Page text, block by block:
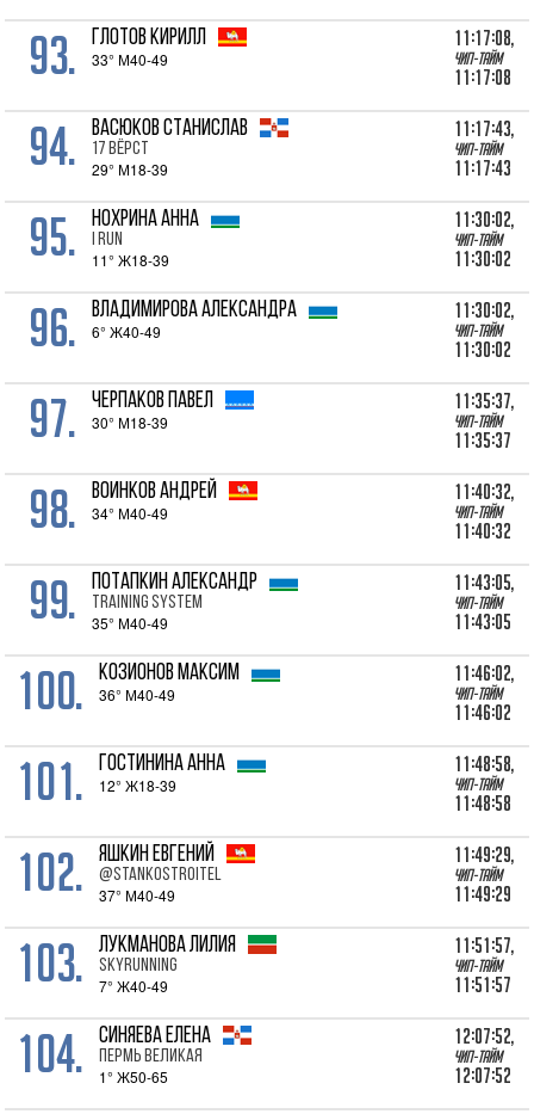
93. ГЛОТОВ Кирилл
33° М40-49
11:17:08,
Чип-тайм
11:17:08
94. ВАСЮКОВ Станислав
17 Вёрст
29° М18-39
11:17:43,
Чип-тайм
11:17:43
95. НОХРИНА Анна
I RUN
11° Ж18-39
11:30:02,
Чип-тайм
11:30:02
96. ВЛАДИМИРОВА Александра
6° Ж40-49
11:30:02,
Чип-тайм
11:30:02
97. ЧЕРПАКОВ Павел
30° М18-39
11:35:37,
Чип-тайм
11:35:37
98. ВОИНКОВ Андрей
34° М40-49
11:40:32,
Чип-тайм
11:40:32
99. ПОТАПКИН Александр
Training System
35° М40-49
11:43:05,
Чип-тайм
11:43:05
100. КОЗИОНОВ Максим
36° М40-49
11:46:02,
Чип-тайм
11:46:02
101. ГОСТИНИНА Анна
12° Ж18-39
11:48:58,
Чип-тайм
11:48:58
102. ЯШКИН Евгений
@stankostroitel
37° М40-49
11:49:29,
Чип-тайм
11:49:29
103. ЛУКМАНОВА Лилия
Skyrunning
7° Ж40-49
11:51:57,
Чип-тайм
11:51:57
104. СИНЯЕВА Елена
Пермь Великая
1° Ж50-65
12:07:52,
Чип-тайм
12:07:52